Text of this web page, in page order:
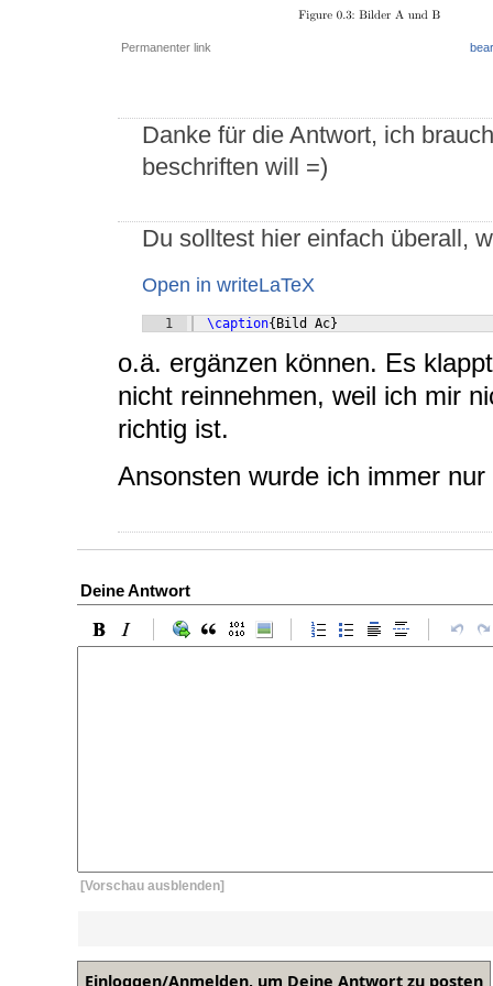
Permanenter link
Danke für die Antwort, ich
beschriften will =)
Du solltest hier einfach überall,
Open in writeLaTeX
1 \caption{ Bild Ac}
o.ä. ergänzen können. Es
nicht reinnehmen, weil ich mir
richtig ist.
Ansonsten wurde ich immer
Deine Antwort
[Vorschau ausblenden]